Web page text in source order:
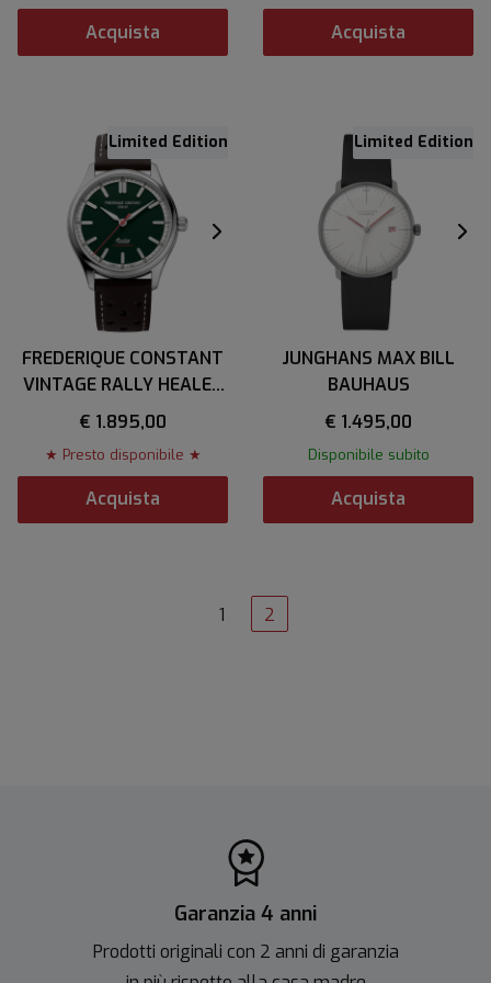
Acquista Acquista
Limited Edition
FREDERIQUE CONSTANT
VINTAGE RALLY HEALEY
COSC
€ 1.895,00
★ Presto disponibile ★
Acquista
Limited Edition
JUNGHANS MAX BILL
BAUHAUS
€ 1.495,00
Disponibile subito
Acquista
1 2
Garanzia 4 anni
Prodotti originali con 2 anni di garanzia